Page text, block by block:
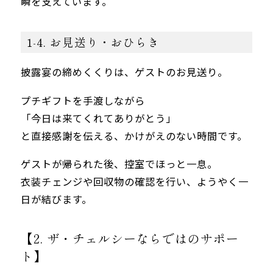
1-4. お見送り・おひらき
披露宴の締めくくりは、ゲストのお見送り。
プチギフトを手渡しながら
「今日は来てくれてありがとう」
と直接感謝を伝える、かけがえのない時間です。
ゲストが帰られた後、控室でほっと一息。
衣装チェンジや回収物の確認を行い、ようやく一
日が結びます。
【2. ザ・チェルシーならではのサポー
ト】